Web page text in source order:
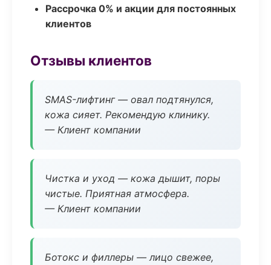
Рассрочка 0% и акции для постоянных
клиентов
Отзывы клиентов
SMAS-лифтинг — овал подтянулся,
кожа сияет. Рекомендую клинику.
— Клиент компании
Чистка и уход — кожа дышит, поры
чистые. Приятная атмосфера.
— Клиент компании
Ботокс и филлеры — лицо свежее,